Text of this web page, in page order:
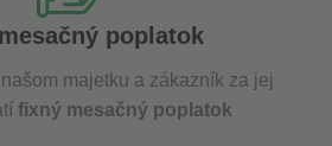
poplatok
majetku a zákazník za jej
fixný mesačný poplatok